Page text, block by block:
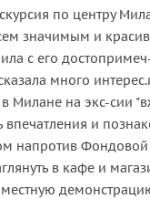
по центру
значимым и
с его
много
Милане на экс-сии
впечатления и
напротив Фондовой
в кафе и
местную